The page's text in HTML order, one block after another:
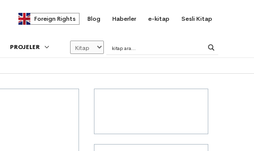
Foreign Rights Blog Haberler e-kitap Sesli Kitap
PROJELER